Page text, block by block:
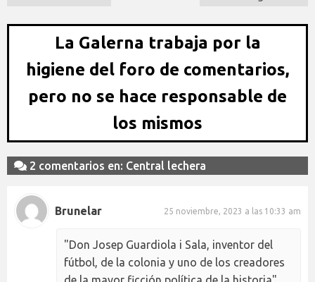
La Galerna trabaja por la
higiene del foro de comentarios,
pero no se hace responsable de
los mismos
2 comentarios en: Central lechera
Brunelar 25 noviembre, 2023 a las 10:33 am
"Don Josep Guardiola i Sala, inventor del
fútbol, de la colonia y uno de los creadores